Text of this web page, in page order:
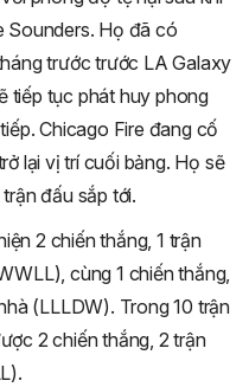
Sounders. Họ đã có
trước trước LA Galaxy
tiếp tục phát huy phong
Chicago Fire đang cố
lại vị trí cuối bảng. Họ sẽ
đấu sắp tới.
2 chiến thắng, 1 trận
cùng 1 chiến thắng,
(LLLDW). Trong 10 trận
2 chiến thắng, 2 trận